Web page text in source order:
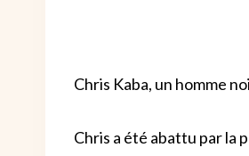
Chris Kaba, un homme
Chris a été abattu par la